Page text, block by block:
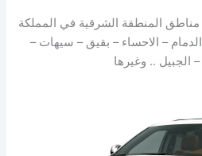
المنطقة الشرقية في المملكة
الدمام – الاحساء – بقيق – سيهات –
الجبيل .. وغيرها